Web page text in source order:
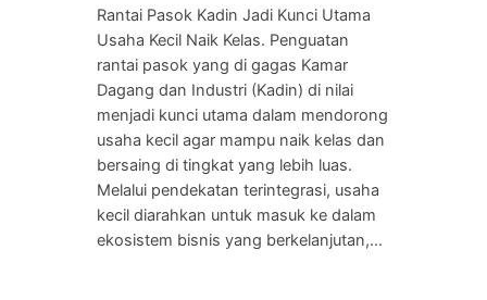
Rantai Pasok Kadin Jadi Kunci Utama
Usaha Kecil Naik Kelas. Penguatan
rantai pasok yang di gagas Kamar
Dagang dan Industri (Kadin) di nilai
menjadi kunci utama dalam mendorong
usaha kecil agar mampu naik kelas dan
bersaing di tingkat yang lebih luas.
Melalui pendekatan terintegrasi, usaha
kecil diarahkan untuk masuk ke dalam
ekosistem bisnis yang berkelanjutan,…